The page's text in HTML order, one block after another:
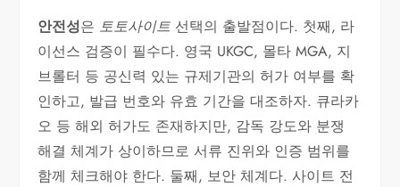
안전성은 토토사이트 선택의 출발점이다. 첫째, 라
이선스 검증이 필수다. 영국 UKGC, 몰타 MGA, 지
브롤터 등 공신력 있는 규제기관의 허가 여부를 확
인하고, 발급 번호와 유효 기간을 대조하자. 큐라카
오 등 해외 허가도 존재하지만, 감독 강도와 분쟁
해결 체계가 상이하므로 서류 진위와 인증 범위를
함께 체크해야 한다. 둘째, 보안 체계다. 사이트 전